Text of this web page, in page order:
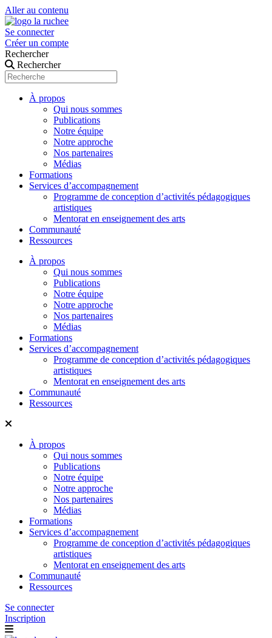
Aller au contenu
Se connecter
Créer un compte
Rechercher
Rechercher
À propos
Qui nous sommes
Publications
Notre équipe
Notre approche
Nos partenaires
Médias
Formations
Services d’accompagnement
Programme de conception d’activités pédagogiques
artistiques
Mentorat en enseignement des arts
Communauté
Ressources
À propos
Qui nous sommes
Publications
Notre équipe
Notre approche
Nos partenaires
Médias
Formations
Services d’accompagnement
Programme de conception d’activités pédagogiques
artistiques
Mentorat en enseignement des arts
Communauté
Ressources
À propos
Qui nous sommes
Publications
Notre équipe
Notre approche
Nos partenaires
Médias
Formations
Services d’accompagnement
Programme de conception d’activités pédagogiques
artistiques
Mentorat en enseignement des arts
Communauté
Ressources
Se connecter
Inscription